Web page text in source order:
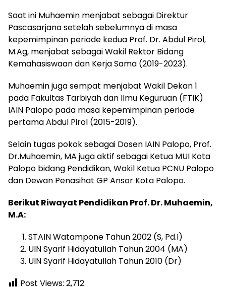
Saat ini Muhaemin menjabat sebagai Direktur
Pascasarjana setelah sebelumnya di masa
kepemimpinan periode kedua Prof. Dr. Abdul Pirol,
M.Ag, menjabat sebagai Wakil Rektor Bidang
Kemahasiswaan dan Kerja Sama (2019-2023).
Muhaemin juga sempat menjabat Wakil Dekan 1
pada Fakultas Tarbiyah dan Ilmu Keguruan (FTIK)
IAIN Palopo pada masa kepemimpinan periode
pertama Abdul Pirol (2015-2019).
Selain tugas pokok sebagai Dosen IAIN Palopo, Prof.
Dr.Muhaemin, MA juga aktif sebagai Ketua MUI Kota
Palopo bidang Pendidikan, Wakil Ketua PCNU Palopo
dan Dewan Penasihat GP Ansor Kota Palopo.
Berikut Riwayat Pendidikan Prof. Dr. Muhaemin,
M.A:
STAIN Watampone Tahun 2002 (S, Pd.I)
UIN Syarif Hidayatullah Tahun 2004 (MA)
UIN Syarif Hidayatullah Tahun 2010 (Dr)
Post Views: 2,712